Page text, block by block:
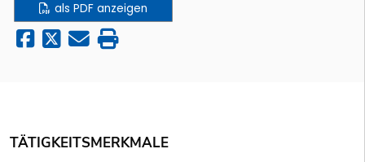
als PDF anzeigen
TÄTIGKEITSMERKMALE